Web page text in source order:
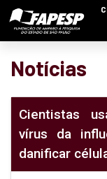
Notícias
Cientistas
vírus da
danificar